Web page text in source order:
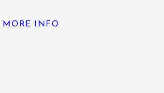
MORE INFO